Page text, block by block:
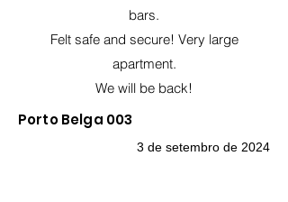
bars.
Felt safe and secure! Very large
apartment.
We will be back!
Porto Belga 003
3 de setembro de 2024